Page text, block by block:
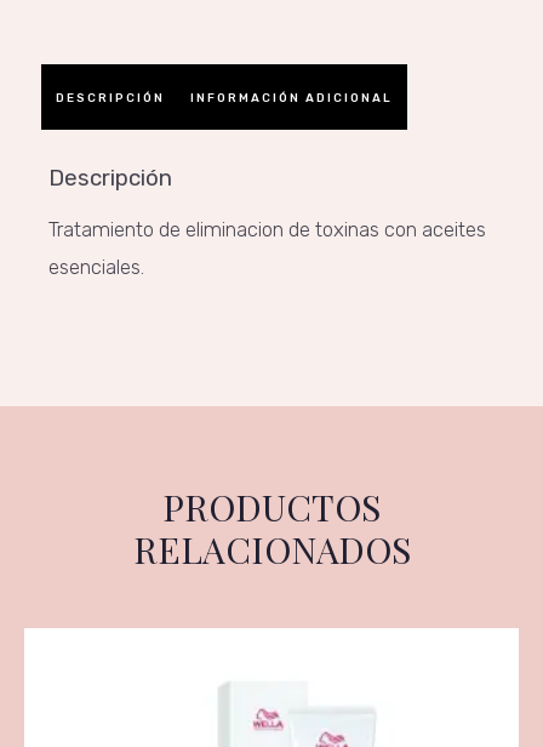
DESCRIPCIÓN INFORMACIÓN ADICIONAL
Descripción
Tratamiento de eliminacion de toxinas con aceites
esenciales.
PRODUCTOS
RELACIONADOS